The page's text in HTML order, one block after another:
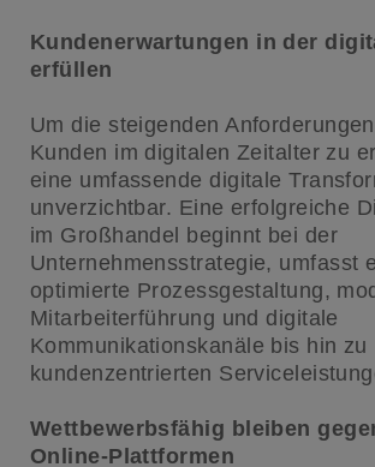
Kundenerwartungen in der
erfüllen
Um die steigenden
Kunden im digitalen Zeitalter zu
eine umfassende digitale
unverzichtbar. Eine erfolgreiche
im Großhandel beginnt bei der
Unternehmensstrategie, umfasst
optimierte Prozessgestaltung,
Mitarbeiterführung und digitale
Kommunikationskanäle bis hin zu
kundenzentrierten
Wettbewerbsfähig bleiben
Online-Plattformen